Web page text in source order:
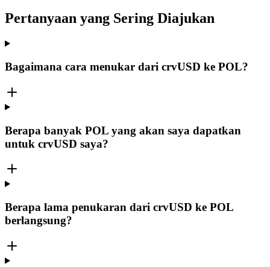
Pertanyaan yang Sering Diajukan
Bagaimana cara menukar dari crvUSD ke POL?
Berapa banyak POL yang akan saya dapatkan
untuk crvUSD saya?
Berapa lama penukaran dari crvUSD ke POL
berlangsung?